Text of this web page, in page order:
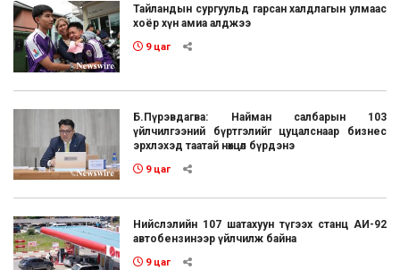
Тайландын сургуульд гарсан халдлагын улмаас
хоёр хүн амиа алджээ
9 цаг
Б.Пүрэвдагва: Найман салбарын 103
үйлчилгээний бүртгэлийг цуцалснаар бизнес
эрхлэхэд таатай нөхцөл бүрдэнэ
9 цаг
Нийслэлийн 107 шатахуун түгээх станц АИ-92
автобензинээр үйлчилж байна
9 цаг